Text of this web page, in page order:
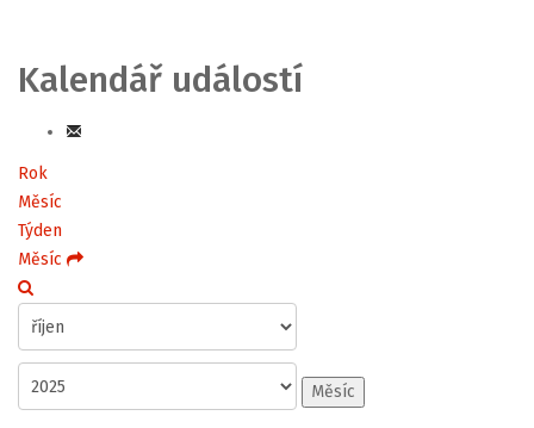
Kalendář událostí
Rok
Měsíc
Týden
Měsíc
Měsíc